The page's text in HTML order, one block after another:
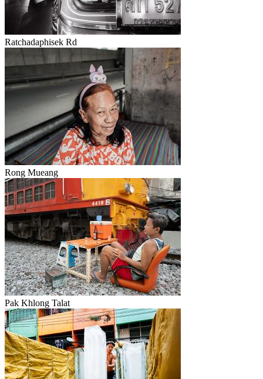
Ratchadaphisek Rd
Rong Mueang
Pak Khlong Talat